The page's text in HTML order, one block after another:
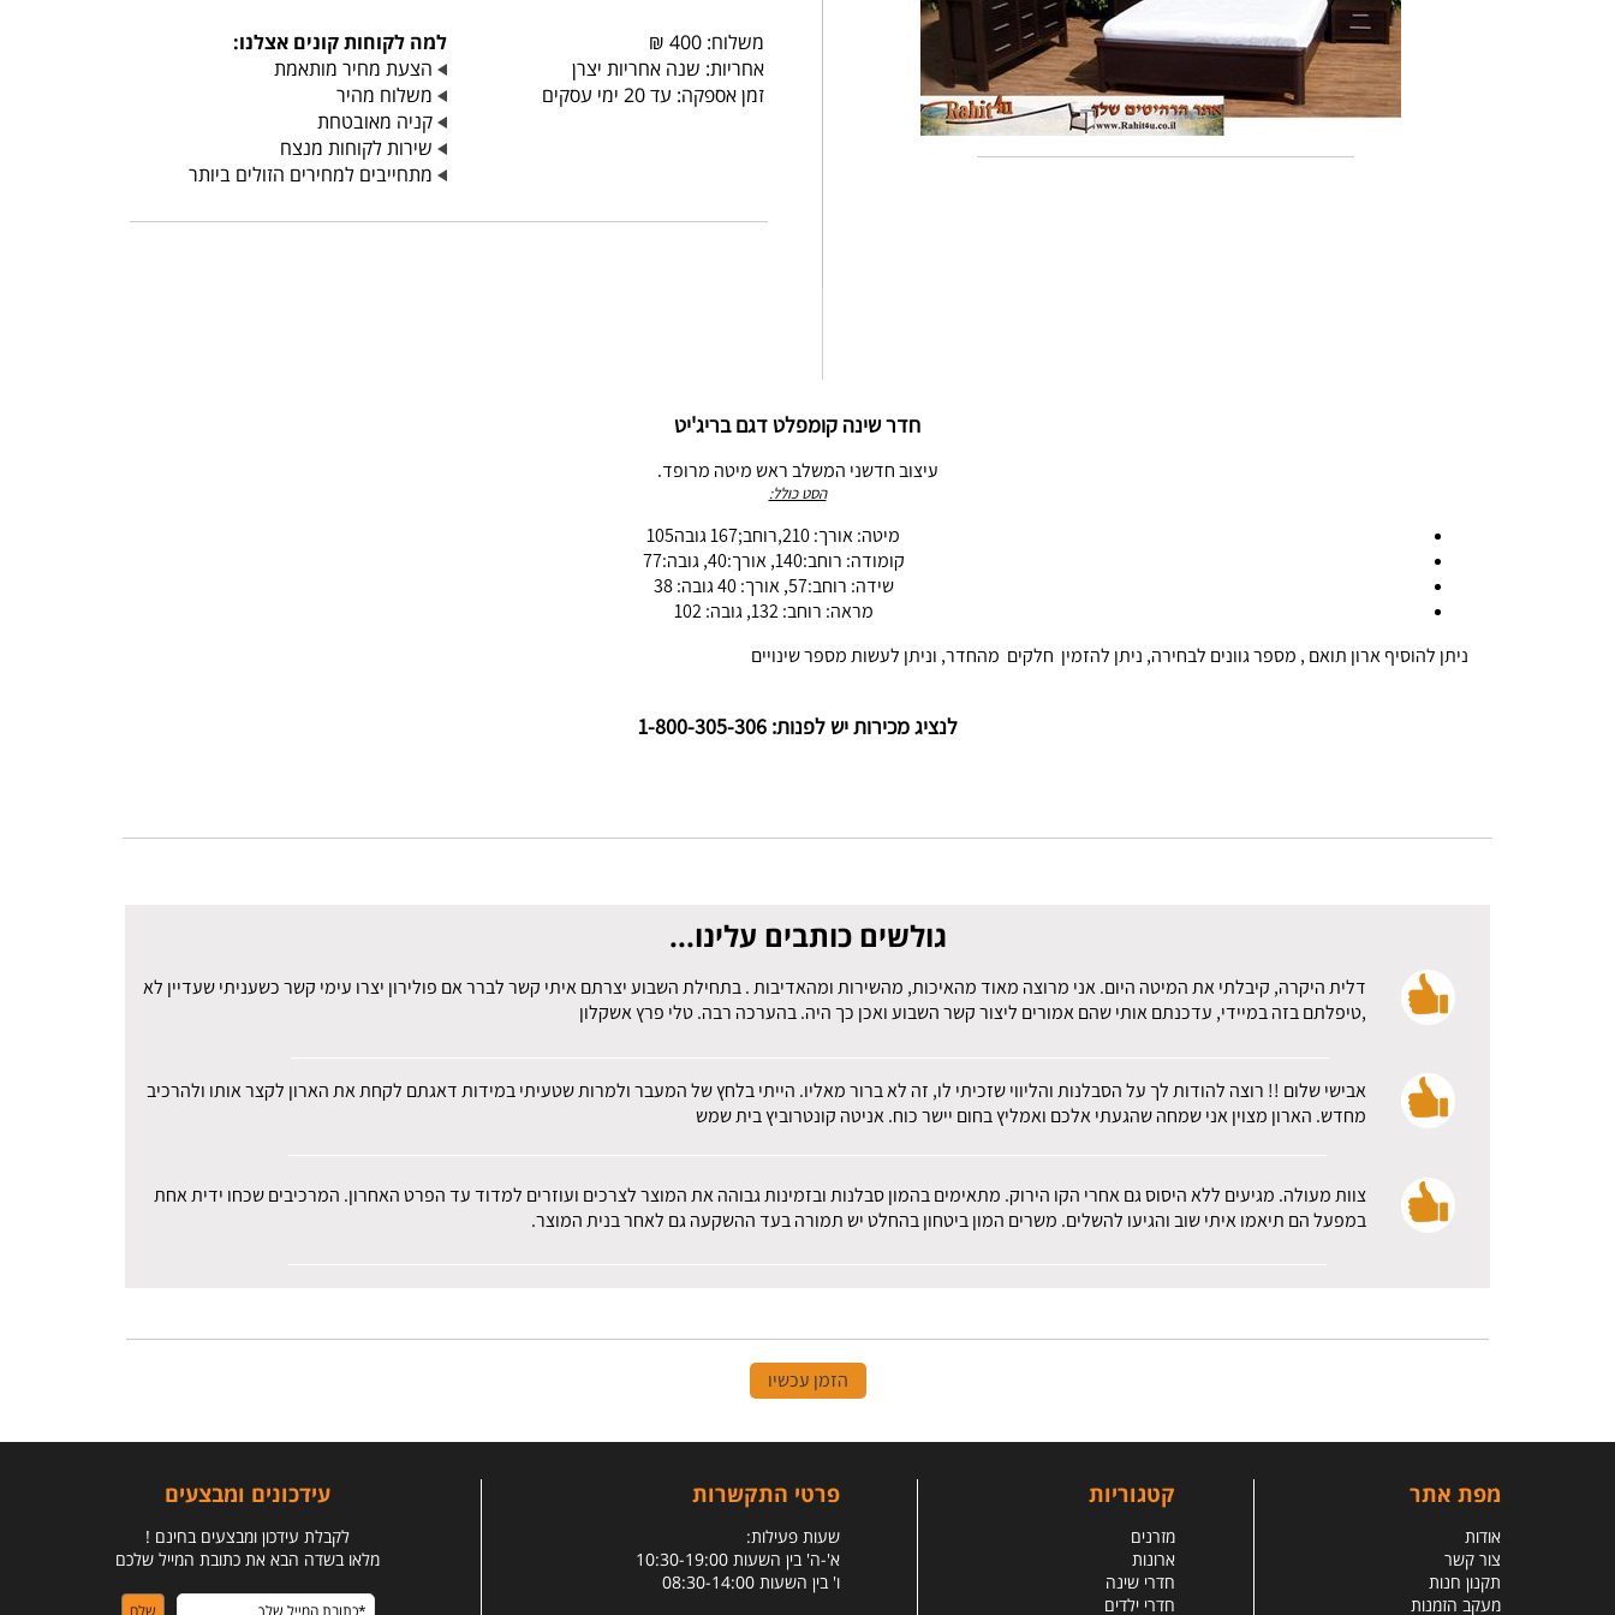
משלוח: 400 ₪
אחריות: שנה אחריות יצרן
זמן אספקה: עד 20 ימי עסקים
למה לקוחות קונים אצלנו:
הצעת מחיר מותאמת
משלוח מהיר
קניה מאובטחת
שירות לקוחות מנצח
מתחייבים למחירים הזולים ביותר
חדר שינה קומפלט דגם בריג'יט
עיצוב חדשני המשלב ראש מיטה מרופד.
הסט כולל:
מיטה: אורך: 210,רוחב;167 גובה105
קומודה: רוחב:140, אורך:40, גובה:77
שידה: רוחב:57, אורך: 40 גובה: 38
מראה: רוחב: 132, גובה: 102
ניתן להוסיף ארון תואם , מספר גוונים לבחירה, ניתן להזמין חלקים מהחדר, וניתן לעשות מספר שינויים
לנציג מכירות יש לפנות: 1-800-305-306
גולשים כותבים עלינו...
דלית היקרה, קיבלתי את המיטה היום. אני מרוצה מאוד מהאיכות, מהשירות ומהאדיבות . בתחילת השבוע יצרתם איתי קשר לברר אם פולירון יצרו עימי קשר כשעניתי שעדיין לא
,טיפלתם בזה במיידי, עדכנתם אותי שהם אמורים ליצור קשר השבוע ואכן כך היה. בהערכה רבה. טלי פרץ אשקלון
אבישי שלום !! רוצה להודות לך על הסבלנות והליווי שזכיתי לו, זה לא ברור מאליו. הייתי בלחץ של המעבר ולמרות שטעיתי במידות דאגתם לקחת את הארון לקצר אותו ולהרכיב
מחדש. הארון מצוין אני שמחה שהגעתי אלכם ואמליץ בחום יישר כוח. אניטה קונטרוביץ בית שמש
צוות מעולה. מגיעים ללא היסוס גם אחרי הקו הירוק. מתאימים בהמון סבלנות ובזמינות גבוהה את המוצר לצרכים ועוזרים למדוד עד הפרט האחרון. המרכיבים שכחו ידית אחת
במפעל הם תיאמו איתי שוב והגיעו להשלים. משרים המון ביטחון בהחלט יש תמורה בעד ההשקעה גם לאחר בנית המוצר.
הזמן עכשיו
מפת אתר
אודות
צור קשר
תקנון חנות
מעקב הזמנות
קטגוריות
מזרנים
ארונות
חדרי שינה
חדרי ילדים
פרטי התקשרות
שעות פעילות:
א'-ה' בין השעות 10:30-19:00
ו' בין השעות 08:30-14:00
עידכונים ומבצעים
לקבלת עידכון ומבצעים בחינם !
מלאו בשדה הבא את כתובת המייל שלכם